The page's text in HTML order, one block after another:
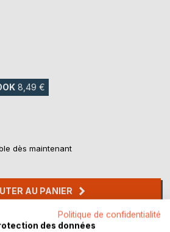
8,49 €
dès maintenant
AU PANIER
Politique de confidentialité
des données